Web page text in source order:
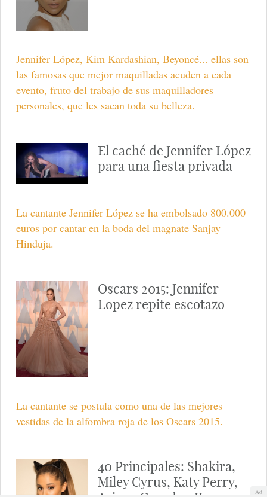
Jennifer López, Kim Kardashian, Beyoncé... ellas son
las famosas que mejor maquilladas acuden a cada
evento, fruto del trabajo de sus maquilladores
personales, que les sacan toda su belleza.
El caché de Jennifer López
para una fiesta privada
La cantante Jennifer López se ha embolsado 800.000
euros por cantar en la boda del magnate Sanjay
Hinduja.
Oscars 2015: Jennifer
Lopez repite escotazo
La cantante se postula como una de las mejores
vestidas de la alfombra roja de los Oscars 2015.
40 Principales: Shakira,
Miley Cyrus, Katy Perry,
Ad